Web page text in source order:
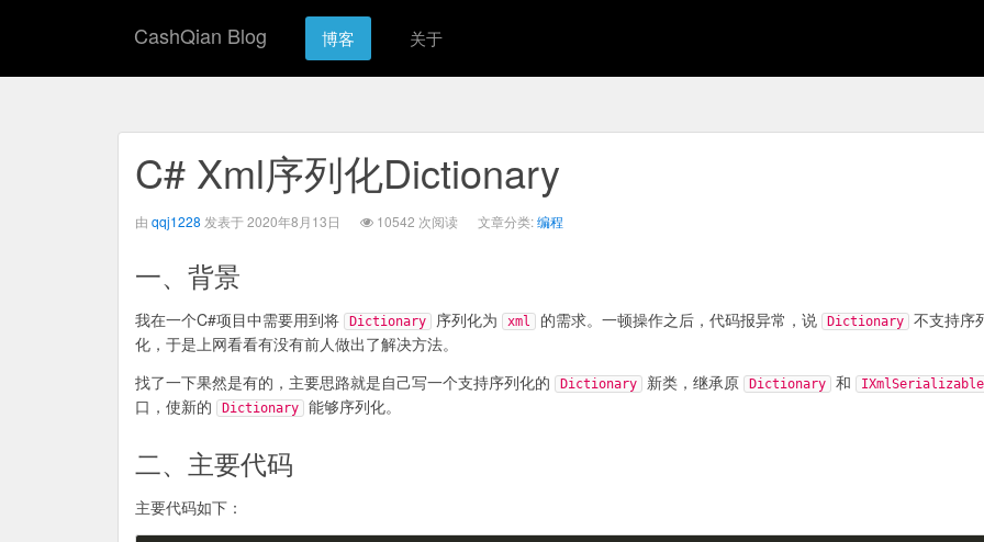
CashQian Blog 博客 关于
C# Xml序列化Dictionary
由 qqj1228 发表于 2020年8月13日 10542 次阅读 文章分类:编程
一、背景
我在一个C#项目中需要用到将 Dictionary 序列化为 xml 的需求。一顿操作之后，代码报异常，说 Dictionary
不支持序
化，于是上网看看有没有前人做出了解决方法。
找了一下果然是有的，主要思路就是自己写一个支持序列化的
Dictionary 新类，继承原 Dictionary 和 IXmlSerializable
口，使新的 Dictionary 能够序列化。
二、主要代码
主要代码如下：